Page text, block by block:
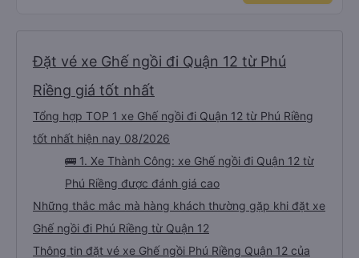
Đặt vé xe Ghế ngồi đi Quận 12 từ Phú
Riềng giá tốt nhất
Tổng hợp TOP 1 xe Ghế ngồi đi Quận 12 từ Phú Riềng
tốt nhất hiện nay 08/2026
🚌 1. Xe Thành Công: xe Ghế ngồi đi Quận 12 từ
Phú Riềng được đánh giá cao
Những thắc mắc mà hàng khách thường gặp khi đặt xe
Ghế ngồi đi Phú Riềng từ Quận 12
Thông tin đặt vé xe Ghế ngồi Phú Riềng Quận 12 của